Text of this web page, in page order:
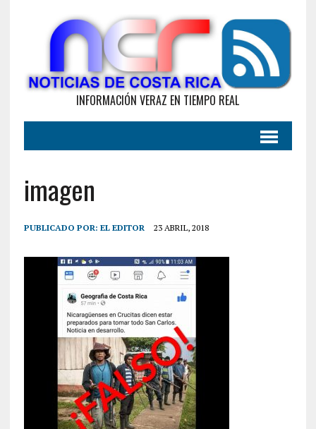
INFORMACIÓN VERAZ EN TIEMPO REAL
imagen
PUBLICADO POR: EL EDITOR 23 ABRIL, 2018